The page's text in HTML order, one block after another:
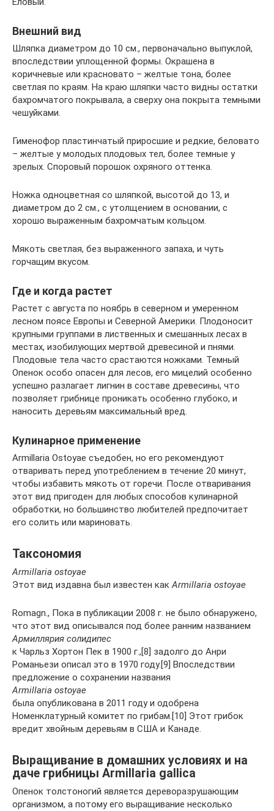
Внешний вид
Шляпка диаметром до 10 см., первоначально выпуклой,
впоследствии уплощенной формы. Окрашена в
коричневые или красновато – желтые тона, более
светлая по краям. На краю шляпки часто видны остатки
бахромчатого покрывала, а сверху она покрыта темными
чешуйками.
Гименофор пластинчатый приросшие и редкие, беловато
– желтые у молодых плодовых тел, более темные у
зрелых. Споровый порошок охряного оттенка.
Ножка одноцветная со шляпкой, высотой до 13, и
диаметром до 2 см., с утолщением в основании, с
хорошо выраженным бахромчатым кольцом.
Мякоть светлая, без выраженного запаха, и чуть
горчащим вкусом.
Где и когда растет
Растет с августа по ноябрь в северном и умеренном
лесном поясе Европы и Северной Америки. Плодоносит
крупными группами в лиственных и смешанных лесах в
местах, изобилующих мертвой древесиной и пнями.
Плодовые тела часто срастаются ножками. Темный
Опенок особо опасен для лесов, его мицелий особенно
успешно разлагает лигнин в составе древесины, что
позволяет грибнице проникать особенно глубоко, и
наносить деревьям максимальный вред.
Кулинарное применение
Armillaria Ostoyae съедобен, но его рекомендуют
отваривать перед употреблением в течение 20 минут,
чтобы избавить мякоть от горечи. После отваривания
этот вид пригоден для любых способов кулинарной
обработки, но большинство любителей предпочитает
его солить или мариновать.
Таксономия
Armillaria ostoyae
Этот вид издавна был известен какArmillaria ostoyae
Romagn., Пока в публикации 2008 г. не было обнаружено,
что этот вид описывался под более ранним названием
Армиллярия солидипес
к Чарльз Хортон Пек в 1900 г.,[8] задолго до Анри
Романьези описал это в 1970 году.[9] Впоследствии
предложение о сохранении названия
Armillaria ostoyae
была опубликована в 2011 году и одобрена
Номенклатурный комитет по грибам.[10] Этот грибок
вредит хвойным деревьям в США и Канаде.
Выращивание в домашних условиях и на
даче грибницы Armillaria gallica
Опенок толстоногий является дереворазрушающим
организмом, а потому его выращивание несколько